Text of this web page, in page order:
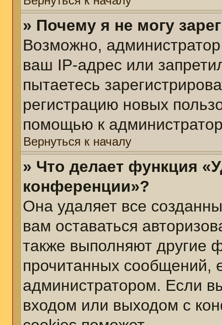
» Почему я не могу
Возможно,
ваш IP-адрес или
пытаетесь
регистрацию новых
помощью к
Вернуться к началу
» Что делает функция
конференции»?
Она удаляет все
вам оставаться
также выполняют другие
прочитанных сообщений,
администратором. Если
входом или выходом с